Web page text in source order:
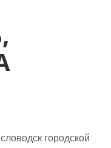
городской